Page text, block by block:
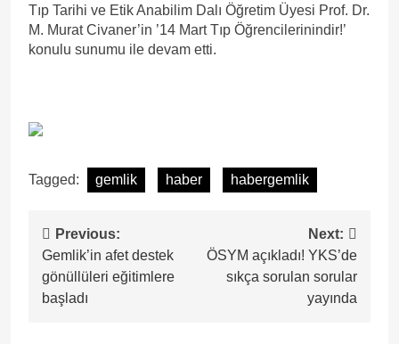
Tıp Tarihi ve Etik Anabilim Dalı Öğretim Üyesi Prof. Dr.
M. Murat Civaner’in ’14 Mart Tıp Öğrencilerinindir!’
konulu sunumu ile devam etti.
Tagged: gemlik haber habergemlik
Yazı
gezinmesi
Previous:
Gemlik’in afet destek
gönüllüleri eğitimlere
başladı
Next:
ÖSYM açıkladı! YKS’de
sıkça sorulan sorular
yayında